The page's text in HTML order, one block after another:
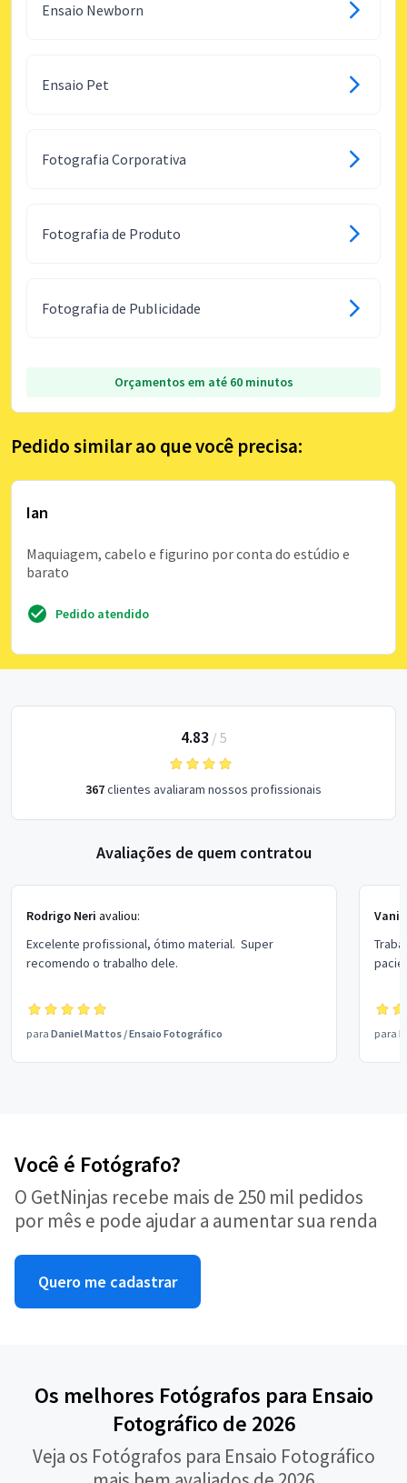
Ensaio Newborn
Ensaio Pet
Fotografia Corporativa
Fotografia de Produto
Fotografia de Publicidade
Orçamentos em até 60 minutos
Pedido similar ao que você precisa:
Ian
Maquiagem, cabelo e figurino por conta do estúdio e
barato
Pedido atendido
4.83 / 5
367clientes avaliaram nossos profissionais
Avaliações de quem contratou
Rodrigo Neri avaliou:
Excelente profissional, ótimo material. Super
recomendo o trabalho dele.
para Daniel Mattos /Ensaio Fotográfico para
Você é Fotógrafo?
O GetNinjas recebe mais de 250 mil pedidos
por mês e pode ajudar a aumentar sua renda
Quero me cadastrar
Os melhores Fotógrafos para Ensaio
Fotográfico de 2026
Veja os Fotógrafos para Ensaio Fotográfico